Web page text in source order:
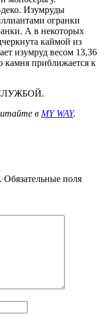
Изумруды
огранки
А в некоторых
каймой из
изумруд весом 13,36
камня приближается к
в MY WAY.
Обязательные поля